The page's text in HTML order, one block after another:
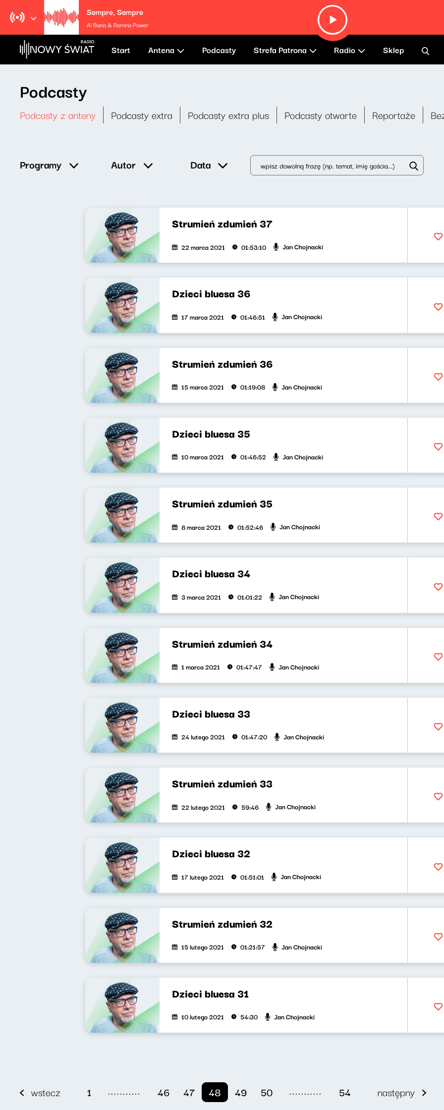
Sempre, Sempre
Al Bano & Romina Power
Start Antena Podcasty Strefa Patrona Radio Sklep
Podcasty
Podcasty z anteny Podcasty extra Podcasty extra plus Podcasty otwarte Reportaże
Programy Autor Data
Strumień zdumień 37
22 marca 2021 01:53:10 Jan Chojnacki
Dzieci bluesa 36
17 marca 2021 01:46:51 Jan Chojnacki
Strumień zdumień 36
15 marca 2021 01:19:08 Jan Chojnacki
Dzieci bluesa 35
10 marca 2021 01:46:52 Jan Chojnacki
Strumień zdumień 35
8 marca 2021 01:52:46 Jan Chojnacki
Dzieci bluesa 34
3 marca 2021 01:01:22 Jan Chojnacki
Strumień zdumień 34
1 marca 2021 01:47:47 Jan Chojnacki
Dzieci bluesa 33
24 lutego 2021 01:47:20 Jan Chojnacki
Strumień zdumień 33
22 lutego 2021 59:46 Jan Chojnacki
Dzieci bluesa 32
17 lutego 2021 01:51:01 Jan Chojnacki
Strumień zdumień 32
15 lutego 2021 01:21:57 Jan Chojnacki
Dzieci bluesa 31
10 lutego 2021 54:30 Jan Chojnacki
wstecz 1 ........... 46 47 48 49 50 ........... 54 następny